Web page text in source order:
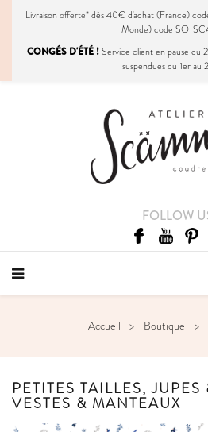
Livraison offerte* dès 40€ d'achat (France)
Monde) code
CONGÉS D'ÉTÉ !Service client en pause du
suspendues du 1er au
FOLLOW
Accueil Boutique
PETITES TAILLES, JUPES
VESTES & MANTEAUX